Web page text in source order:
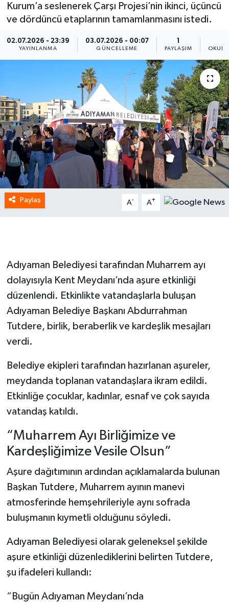
Kurum’a seslenerek Çarşı Projesi’nin ikinci, üçüncü
ve dördüncü etaplarının tamamlanmasını istedi.
02.07.2026 - 23:39
YAYINLANMA
03.07.2026 - 00:07
GÜNCELLEME PAYLAŞIM
Paylaş A- A+
Adıyaman Belediyesi tarafından Muharrem ayı
dolayısıyla Kent Meydanı’nda aşure etkinliği
düzenlendi. Etkinlikte vatandaşlarla buluşan
Adıyaman Belediye Başkanı Abdurrahman
Tutdere, birlik, beraberlik ve kardeşlik mesajları
verdi.
Belediye ekipleri tarafından hazırlanan aşureler,
meydanda toplanan vatandaşlara ikram edildi.
Etkinliğe çocuklar, kadınlar, esnaf ve çok sayıda
vatandaş katıldı.
“Muharrem Ayı Birliğimize ve
Kardeşliğimize Vesile Olsun”
Aşure dağıtımının ardından açıklamalarda bulunan
Başkan Tutdere, Muharrem ayının manevi
atmosferinde hemşehrileriyle aynı sofrada
buluşmanın kıymetli olduğunu söyledi.
Adıyaman Belediyesi olarak geleneksel şekilde
aşure etkinliği düzenlediklerini belirten Tutdere,
şu ifadeleri kullandı:
“Bugün Adıyaman Meydanı’nda